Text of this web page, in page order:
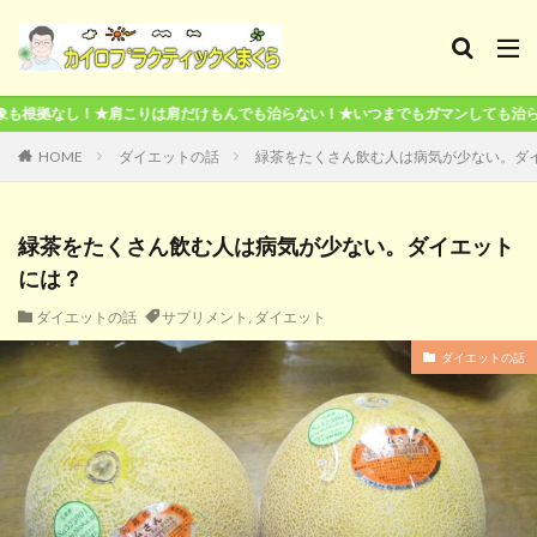
りは肩だけもんでも治らない！★いつまでもガマンしても治らない！★本気で
HOME ダイエットの話 緑茶をたくさん飲む人は病気が少ない。ダ
緑茶をたくさん飲む人は病気が少ない。ダイエット
には？
ダイエットの話 サプリメント , ダイエット
ダイエットの話